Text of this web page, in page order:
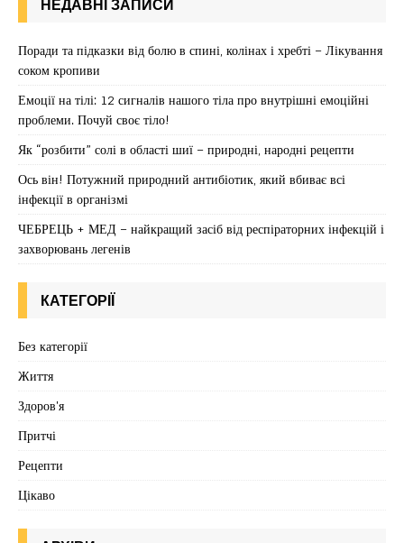
Поради та підказки від болю в спині, колінах і хребті – Лікування
соком кропиви
Емоції на тілі: 12 сигналів нашого тіла про внутрішні емоційні
проблеми. Почуй своє тіло!
Як “розбити” солі в області шиї – природні, народні рецепти
Ось він! Потужний природний антибіотик, який вбиває всі
інфекції в організмі
ЧЕБРЕЦЬ + МЕД – найкращий засіб від респіраторних інфекцій і
захворювань легенів
КАТЕГОРІЇ
Без категорії
Життя
Здоров'я
Притчі
Рецепти
Цікаво